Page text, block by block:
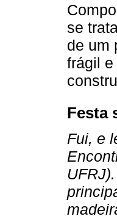
se
de um
frágil
Festa
Fui, e